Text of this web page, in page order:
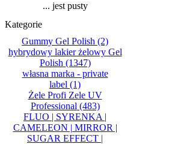
... jest pusty
Kategorie
Gummy Gel Polish (2)
hybrydowy lakier żelowy Gel
Polish (1347)
własna marka - private
label (1)
Żele Profi Zele UV
Professional (483)
FLUO | SYRENKA |
CAMELEON | MIRROR |
SUGAR EFFECT |